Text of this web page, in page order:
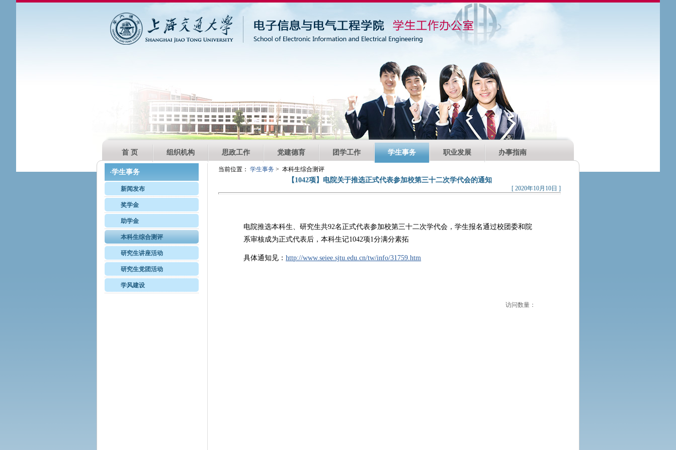
首 页 组织机构 思政工作 党建德育 团学工作 学生事务 职业发展 办事指南
·学生事务
新闻发布
奖学金
助学金
本科生综合测评
研究生讲座活动
研究生党团活动
学风建设
当前位置：学生事务 > 本科生综合测评
【1042项】电院关于推选正式代表参加校第三十二次学代会的通知
[ 2020年10月10日 ]
电院推选本科生、研究生共92名正式代表参加校第三十二次学代会，学生报名通过校团委和院
系审核成为正式代表后，本科生记1042项1分满分素拓
具体通知见：http://www.seiee.sjtu.edu.cn/tw/info/31759.htm
访问数量：